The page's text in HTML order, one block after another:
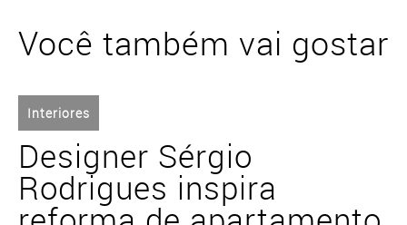
Você também vai gostar
Interiores
Designer Sérgio
Rodrigues inspira